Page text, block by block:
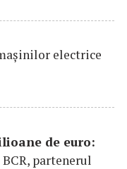
electrice
de euro:
partenerul